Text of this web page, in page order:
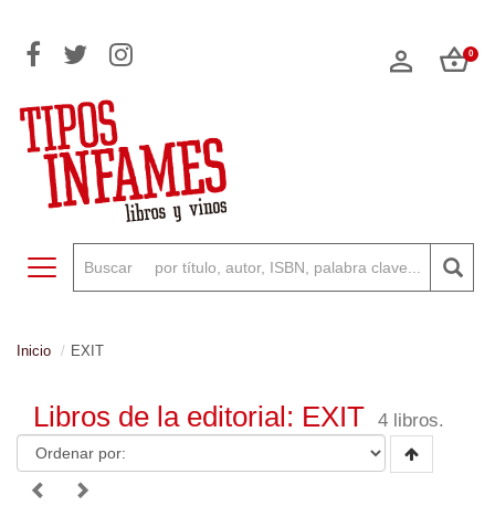
0
Toggle navigation
Inicio EXIT
Libros de la editorial: EXIT 4 libros.